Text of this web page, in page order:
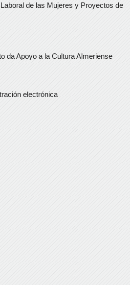
de las Mujeres y Proyectos de
da Apoyo a la Cultura Almeriense
electrónica